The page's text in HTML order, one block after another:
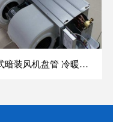
卧式暗装风机盘管 冷暖两用盘管系列 明装风盘空调器